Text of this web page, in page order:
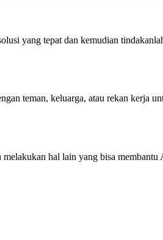
yang tepat dan kemudian
teman, keluarga, atau rekan kerja
hal lain yang bisa membantu